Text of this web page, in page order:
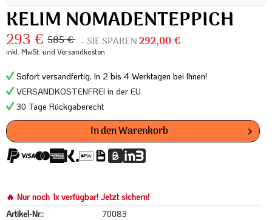
KELIM NOMADENTEPPICH
293 € 585 € – SIE SPAREN292,00 €
inkl. MwSt. und Versandkosten
Sofort versandfertig, In 2 bis 4 Werktagen bei Ihnen!
VERSANDKOSTENFREI in der EU
30 Tage Rückgaberecht
In denWarenkorb
🔥 Nur noch 1x verfügbar! Jetzt sichern!
Artikel-Nr.:
70083